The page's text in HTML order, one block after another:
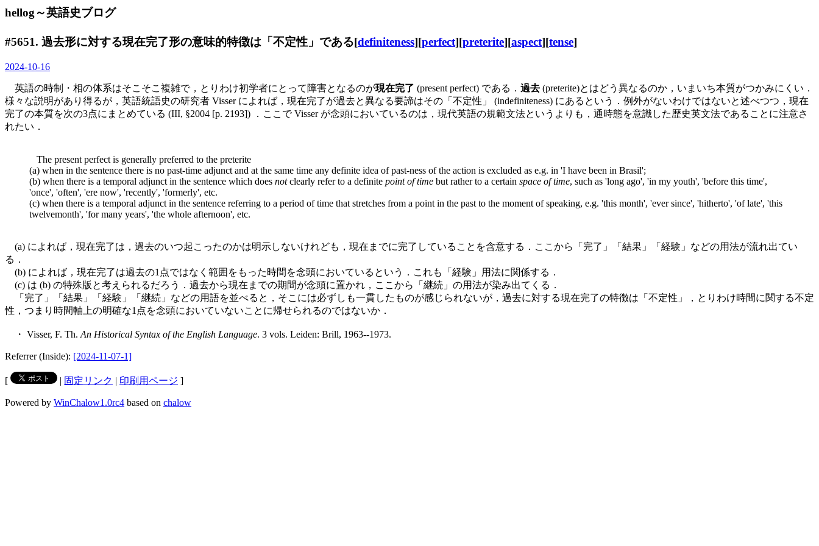
hellog～英語史ブログ
#5651. 過去形に対する現在完了形の意味的特徴は「不定性」である[definiteness][perfect][preterite][aspect][tense]
2024-10-16
英語の時制・相の体系はそこそこ複雑で，とりわけ初学者にとって障害となるのが現在完了 (present perfect) である． 過去 (preterite)とはどう異なるのか，いまいち本質がつかみにくい．
様々な説明があり得るが，英語統語史の研究者 Visser によれば，現在完了が過去と異なる要諦はその「不定性」 (indefiniteness) にあるという．例外がないわけではないと述べつつ，現在
完了の本質を次の3点にまとめている (III, §2004 [p. 2193]) ．ここで Visser が念頭においているのは，現代英語の規範文法というよりも，通時態を意識した歴史英文法であることに注意さ
れたい．
The present perfect is generally preferred to the preterite
(a) when in the sentence there is no past-time adjunct and at the same time any definite idea of past-ness of the action is excluded as e.g. in 'I have been in Brasil';
(b) when there is a temporal adjunct in the sentence which does notclearly refer to a definite point of time but rather to a certain space of time, such as 'long ago', 'in my youth', 'before this time',
'once', 'often', 'ere now', 'recently', 'formerly', etc.
(c) when there is a temporal adjunct in the sentence referring to a period of time that stretches from a point in the past to the moment of speaking, e.g. 'this month', 'ever since', 'hitherto', 'of late', 'this
twelvemonth', 'for many years', 'the whole afternoon', etc.
(a) によれば，現在完了は，過去のいつ起こったのかは明示しないけれども，現在までに完了していることを含意する．ここから「完了」「結果」「経験」などの用法が流れ出てい
る．
(b) によれば，現在完了は過去の1点ではなく範囲をもった時間を念頭においているという．これも「経験」用法に関係する．
(c) は (b) の特殊版と考えられるだろう．過去から現在までの期間が念頭に置かれ，ここから「継続」の用法が染み出てくる．
「完了」「結果」「経験」「継続」などの用語を並べると，そこには必ずしも一貫したものが感じられないが，過去に対する現在完了の特徴は「不定性」，とりわけ時間に関する不定
性，つまり時間軸上の明確な1点を念頭においていないことに帰せられるのではないか．
・ Visser, F. Th. An Historical Syntax of the English Language. 3 vols. Leiden: Brill, 1963--1973.
Referrer (Inside): [2024-11-07-1]
[ | 固定リンク | 印刷用ページ ]
Powered by WinChalow1.0rc4 based on chalow